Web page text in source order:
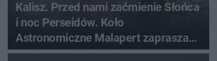
Kalisz. Przed nami zaćmienie Słońca
i noc Perseidów. Koło
Astronomiczne Malapert zaprasza
na wspólne obserwacje